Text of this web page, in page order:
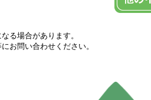
る場合があります。
お問い合わせください。